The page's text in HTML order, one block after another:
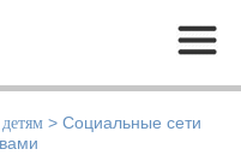
Меню
> Социальные сети